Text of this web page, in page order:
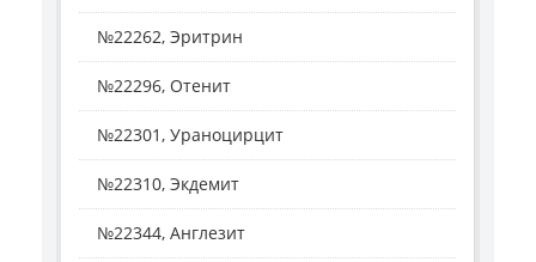
№22262, Эритрин
№22296, Отенит
№22301, Ураноцирцит
№22310, Экдемит
№22344, Англезит